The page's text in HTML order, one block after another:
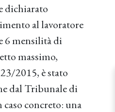
dichiarato
al lavoratore
6 mensilità di
massimo,
2015, è stato
dal Tribunale di
concreto: una